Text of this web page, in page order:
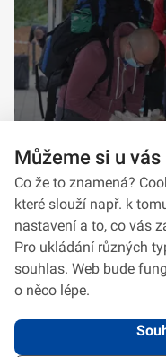
Můžeme si u
Co že to znamená?
které slouží např. k
nastavení a to, co vás
Pro ukládání různých
souhlas. Web bude
o něco lépe.